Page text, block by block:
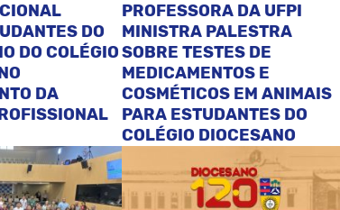
DO
DO COLÉGIO
DA
PROFESSORA DA UFPI
MINISTRA PALESTRA
SOBRE TESTES DE
MEDICAMENTOS E
COSMÉTICOS EM ANIMAIS
PARA ESTUDANTES DO
COLÉGIO DIOCESANO